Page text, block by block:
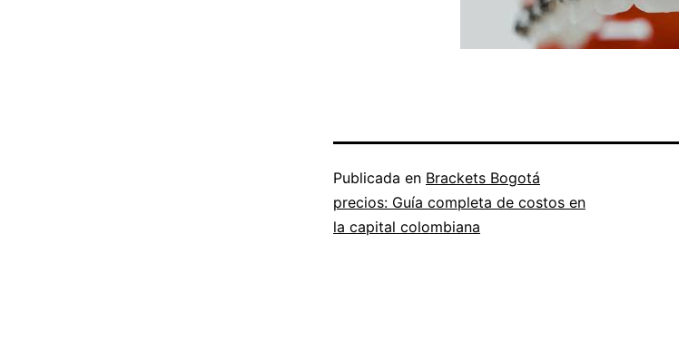
Publicada en Brackets Bogotá
precios: Guía completa de costos en
la capital colombiana